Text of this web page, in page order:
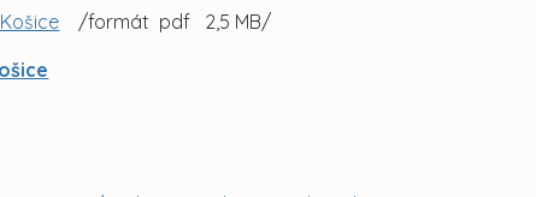
/formát pdf 2,5 MB/